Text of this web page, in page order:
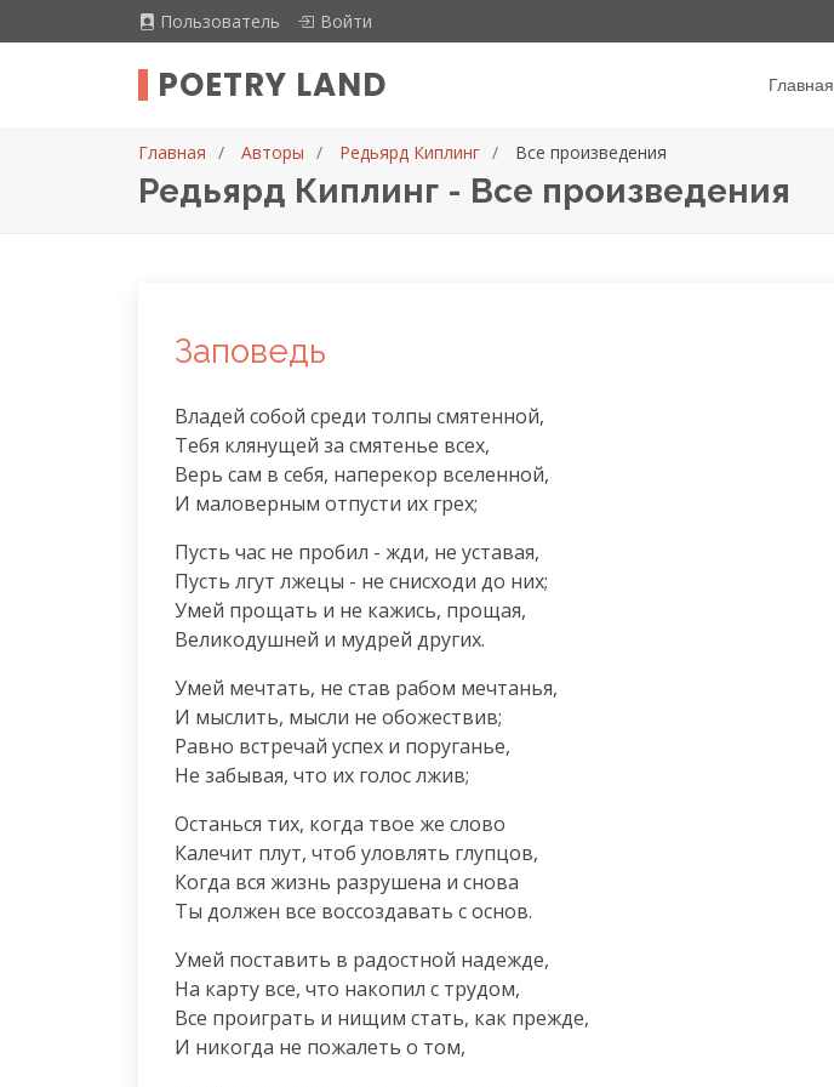
Пользователь Войти
POETRY LAND Главная
Главная Авторы Редьярд Киплинг Все произведения
Редьярд Киплинг - Все произведения
Заповедь
Владей собой среди толпы смятенной,
Тебя клянущей за смятенье всех,
Верь сам в себя, наперекор вселенной,
И маловерным отпусти их грех;
Пусть час не пробил - жди, не уставая,
Пусть лгут лжецы - не снисходи до них;
Умей прощать и не кажись, прощая,
Великодушней и мудрей других.
Умей мечтать, не став рабом мечтанья,
И мыслить, мысли не обожествив;
Равно встречай успех и поруганье,
Не забывая, что их голос лжив;
Останься тих, когда твое же слово
Калечит плут, чтоб уловлять глупцов,
Когда вся жизнь разрушена и снова
Ты должен все воссоздавать с основ.
Умей поставить в радостной надежде,
На карту все, что накопил с трудом,
Все проиграть и нищим стать, как прежде,
И никогда не пожалеть о том,